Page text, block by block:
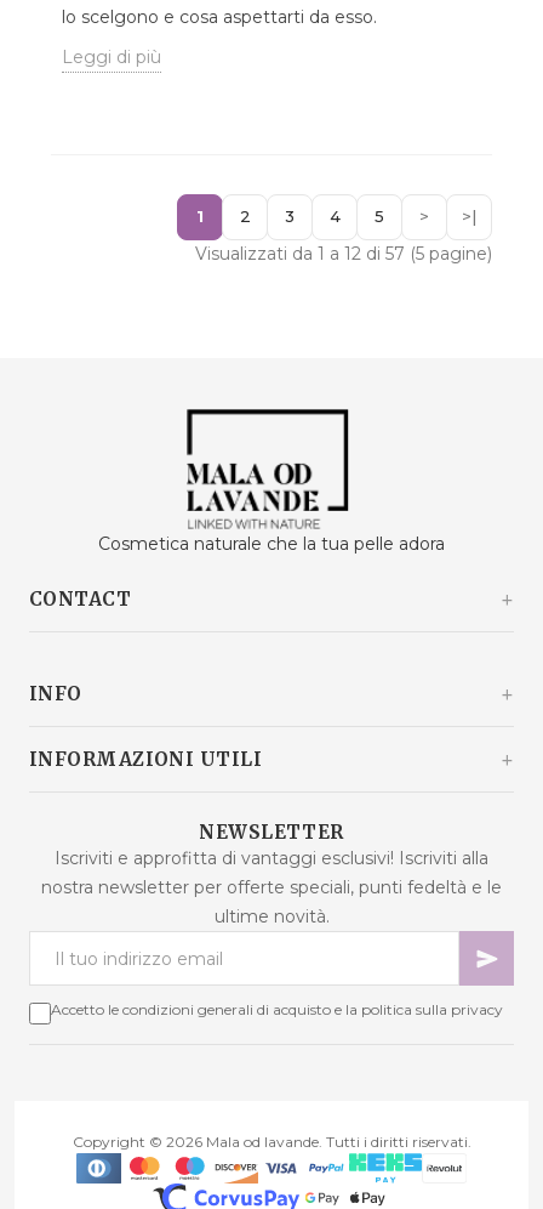
lo scelgono e cosa aspettarti da esso.
Leggi di più
1 2 3 4 5 > >|
Visualizzati da 1 a 12 di 57 (5 pagine)
Cosmetica naturale che la tua pelle adora
CONTACT
Croazia
Lun - Ven: 9:00 - 15:00
INFO
Chi siamo
Nuovi prodotti
Prodotti più venduti
Mappa del sito
Risoluzione delle controversie
INFORMAZIONI UTILI
Domande frequenti
Termini di acquisto
Sicurezza dei dati
Metodi di pagamento
Cookie - spiegazione
NEWSLETTER
Iscriviti e approfitta di vantaggi esclusivi! Iscriviti alla
nostra newsletter per offerte speciali, punti fedeltà e le
ultime novità.
Accetto le condizioni generali di acquisto e la politica sulla privacy
Copyright © 2026 Mala od lavande. Tutti i diritti riservati.